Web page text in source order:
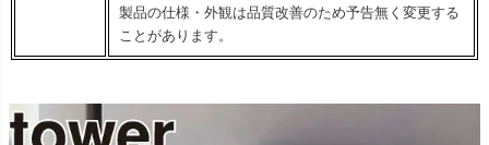
製品の仕様・外観は品質改善のため予告無く変更する
ことがあります。